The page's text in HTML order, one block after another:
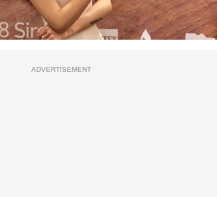
ADVERTISEMENT